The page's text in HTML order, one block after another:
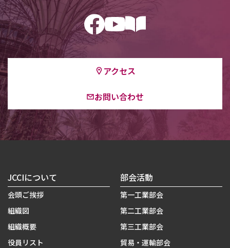
アクセス
お問い合わせ
JCCIについて
会頭ご挨拶
組織図
組織概要
役員リスト
部会活動
第一工業部会
第二工業部会
第三工業部会
貿易・運輸部会